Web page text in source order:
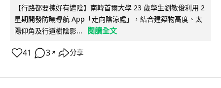
【行路都要揀好有遮陰】南韓首爾大學 23 歲學生劉敏俊利用 2
星期開發防曬導航 App「走向陰涼處」，結合建築物高度、太
陽仰角及行道樹陰影...
閱讀全文
41 3 ↗ 分享